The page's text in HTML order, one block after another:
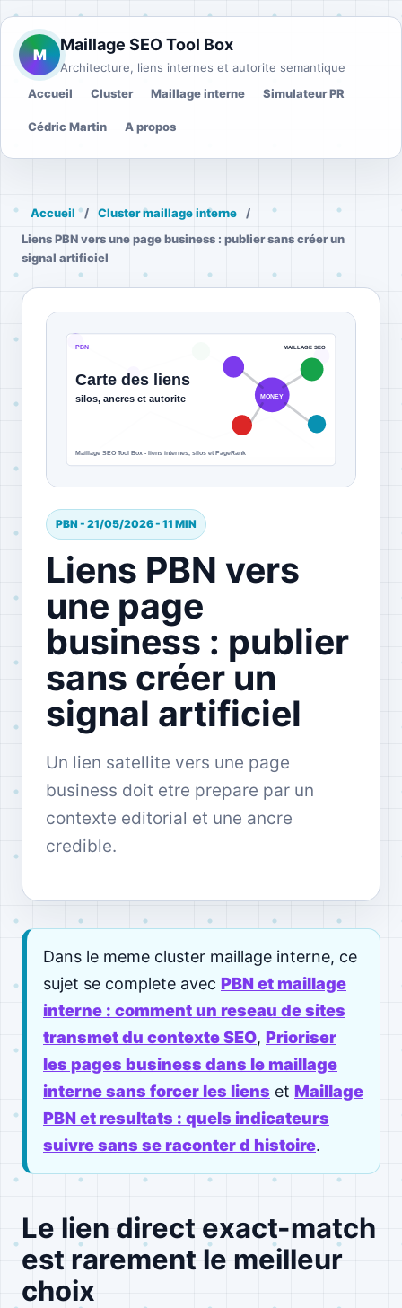
M
Maillage SEO Tool Box
Architecture, liens internes et autorite semantique
Accueil
Cluster Maillage interne Simulateur PR
Cédric Martin A propos
Accueil / Cluster maillage interne
/
Liens PBN vers une page business : publier sans créer un
signal artificiel
PBN - 21/05/2026 - 11 MIN
Liens PBN vers
une page
business : publier
sans créer un
signal artificiel
Un lien satellite vers une page
business doit etre prepare par un
contexte editorial et une ancre
credible.
Dans le meme cluster maillage interne, ce
sujet se complete avec PBN et maillage
interne : comment un reseau de sites
transmet du contexte SEO, Prioriser
les pages business dans le maillage
interne sans forcer les liens et Maillage
PBN et resultats : quels indicateurs
suivre sans se raconter d histoire.
Le lien direct exact-match
est rarement le meilleur
choix